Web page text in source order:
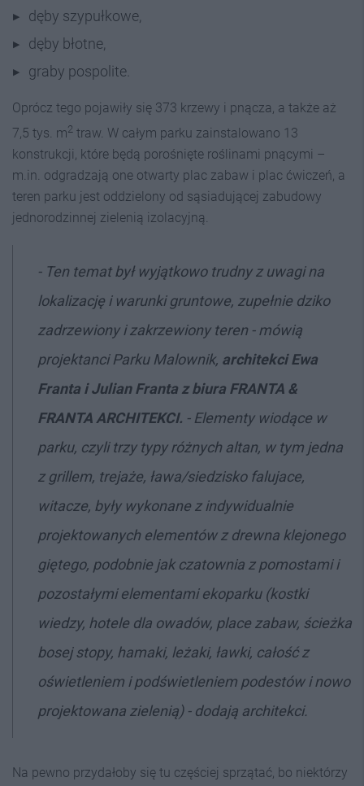
dęby szypułkowe,
dęby błotne,
graby pospolite.
Oprócz tego pojawiły się 373 krzewy i pnącza, a także aż
7,5 tys. m2 traw. W całym parku zainstalowano 13
konstrukcji, które będą porośnięte roślinami pnącymi –
m.in. odgradzają one otwarty plac zabaw i plac ćwiczeń, a
teren parku jest oddzielony od sąsiadującej zabudowy
jednorodzinnej zielenią izolacyjną.
- Ten temat był wyjątkowo trudny z uwagi na
lokalizację i warunki gruntowe, zupełnie dziko
zadrzewiony i zakrzewiony teren - mówią
projektanci Parku Malownik, architekci Ewa
Franta i Julian Franta z biura FRANTA &
FRANTA ARCHITEKCI. - Elementy wiodące w
parku, czyli trzy typy różnych altan, w tym jedna
z grillem, trejaże, ława/siedzisko falujace,
witacze, były wykonane z indywidualnie
projektowanych elementów z drewna klejonego
giętego, podobnie jak czatownia z pomostami i
pozostałymi elementami ekoparku (kostki
wiedzy, hotele dla owadów, place zabaw, ścieżka
bosej stopy, hamaki, leżaki, ławki, całość z
oświetleniem i podświetleniem podestów i nowo
projektowana zielenią) - dodają architekci.
Na pewno przydałoby się tu częściej sprzątać, bo niektórzy